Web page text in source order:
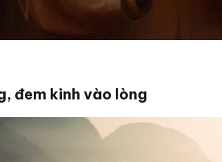
đem kinh vào lòng